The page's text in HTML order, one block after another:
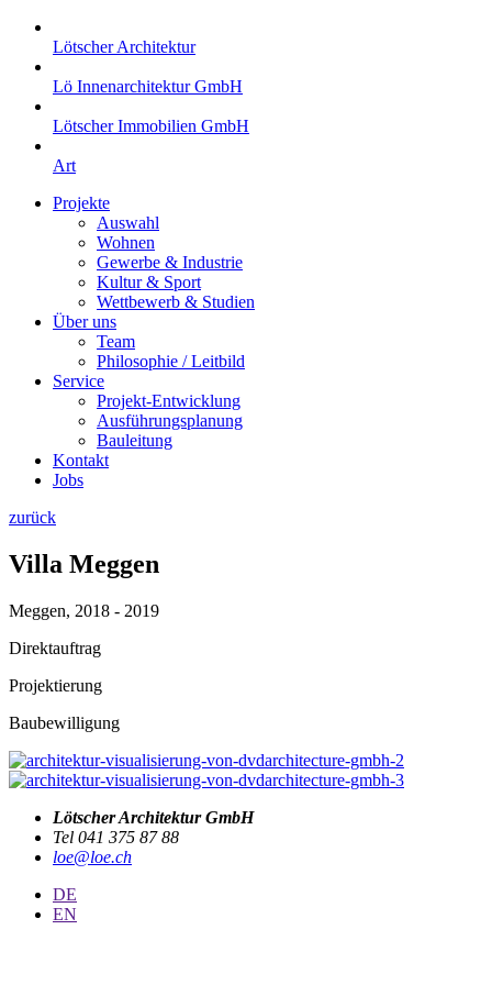
Lötscher Architektur
Lö Innenarchitektur GmbH
Lötscher Immobilien GmbH
Art
Projekte
Auswahl
Wohnen
Gewerbe & Industrie
Kultur & Sport
Wettbewerb & Studien
Über uns
Team
Philosophie / Leitbild
Service
Projekt-Entwicklung
Ausführungsplanung
Bauleitung
Kontakt
Jobs
zurück
Villa Meggen
Meggen, 2018 - 2019
Direktauftrag
Projektierung
Baubewilligung
Lötscher Architektur GmbH
Tel 041 375 87 88
loe@loe.ch
DE
EN